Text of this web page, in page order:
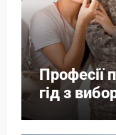
Професії
гід з